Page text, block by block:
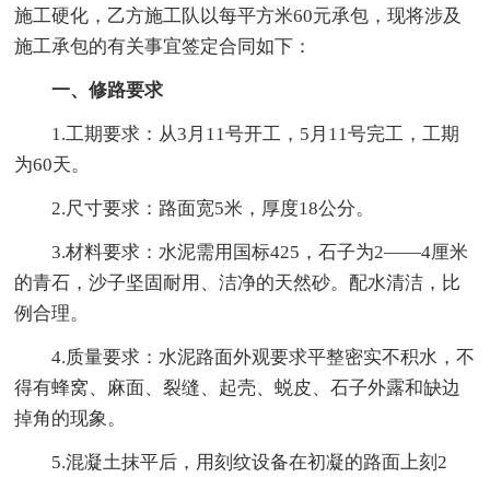
施工硬化，乙方施工队以每平方米60元承包，现将涉及
施工承包的有关事宜签定合同如下：
一、修路要求
1.工期要求：从3月11号开工，5月11号完工，工期
为60天。
2.尺寸要求：路面宽5米，厚度18公分。
3.材料要求：水泥需用国标425，石子为2——4厘米
的青石，沙子坚固耐用、洁净的天然砂。配水清洁，比
例合理。
4.质量要求：水泥路面外观要求平整密实不积水，不
得有蜂窝、麻面、裂缝、起壳、蜕皮、石子外露和缺边
掉角的现象。
5.混凝土抹平后，用刻纹设备在初凝的路面上刻2